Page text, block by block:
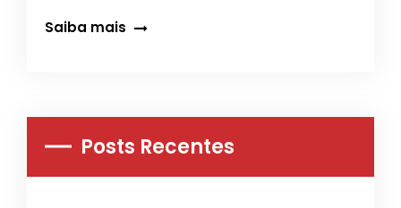
Saiba mais
Posts Recentes